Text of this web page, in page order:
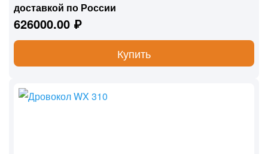
доставкой по России
626000.00 ₽
Купить